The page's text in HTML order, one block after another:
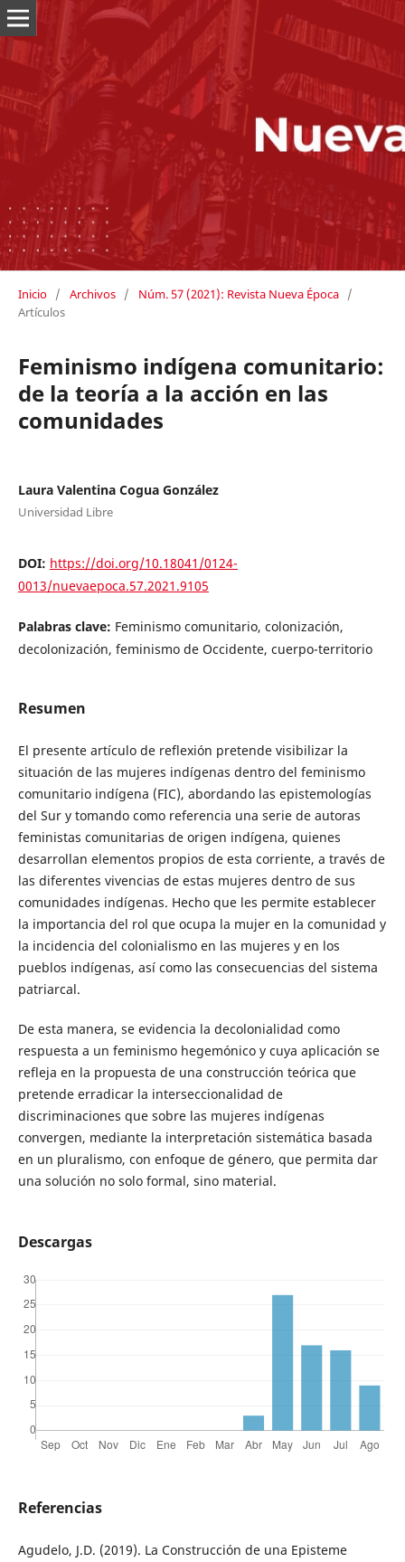
Inicio / Archivos / Núm. 57 (2021): Revista Nueva Época /
Artículos
Feminismo indígena comunitario:
de la teoría a la acción en las
comunidades
Laura Valentina Cogua González
Universidad Libre
DOI: https://doi.org/10.18041/0124-
0013/nuevaepoca.57.2021.9105
Palabras clave: Feminismo comunitario, colonización,
decolonización, feminismo de Occidente, cuerpo-territorio
Resumen
El presente artículo de reflexión pretende visibilizar la
situación de las mujeres indígenas dentro del feminismo
comunitario indígena (FIC), abordando las epistemologías
del Sur y tomando como referencia una serie de autoras
feministas comunitarias de origen indígena, quienes
desarrollan elementos propios de esta corriente, a través de
las diferentes vivencias de estas mujeres dentro de sus
comunidades indígenas. Hecho que les permite establecer
la importancia del rol que ocupa la mujer en la comunidad y
la incidencia del colonialismo en las mujeres y en los
pueblos indígenas, así como las consecuencias del sistema
patriarcal.
De esta manera, se evidencia la decolonialidad como
respuesta a un feminismo hegemónico y cuya aplicación se
refleja en la propuesta de una construcción teórica que
pretende erradicar la interseccionalidad de
discriminaciones que sobre las mujeres indígenas
convergen, mediante la interpretación sistemática basada
en un pluralismo, con enfoque de género, que permita dar
una solución no solo formal, sino material.
Descargas
Referencias
Agudelo, J.D. (2019). La Construcción de una Episteme